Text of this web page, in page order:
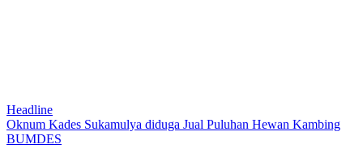
Headline
Oknum Kades Sukamulya diduga Jual Puluhan Hewan Kambing
BUMDES